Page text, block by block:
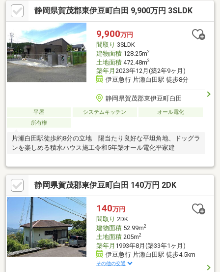
静岡県賀茂郡東伊豆町白田 9,900万円 3SLDK
9,900万円
間取り 3SLDK
建物面積128.25m2
土地面積472.48m2
築年月 2023年12月(築2年9ヶ月)
伊豆急行 片瀬白田駅 徒歩8分
静岡県賀茂郡東伊豆町白田
平屋 システムキッチン
オール電化
所有権
片瀬白田駅徒歩約8分の立地 陽当たり良好な平坦角地、ドッグラ
ンを楽しめる積水ハウス施工令和5年築オール電化平家建
静岡県賀茂郡東伊豆町白田 140万円 2DK
140万円
間取り 2DK
建物面積52.99m2
土地面積205m2
築年月 1993年8月(築33年1ヶ月)
伊豆急行 片瀬白田駅 徒歩4.5km
その他の交通